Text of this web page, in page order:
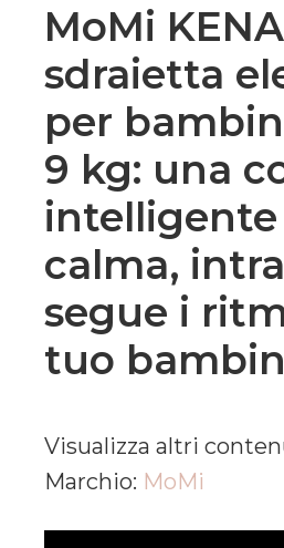
MoMi
sdraietta
per
9 kg: una
intelligente
calma,
segue i
tuo
Visualizza altri
Marchio: MoMi